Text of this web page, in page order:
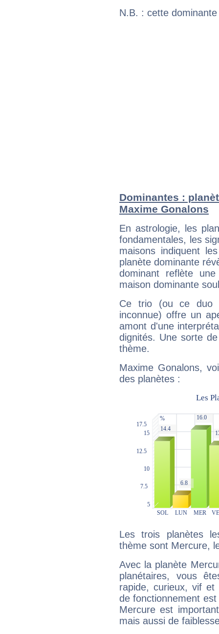
N.B. : cette
Dominantes :
Maxime Gonalons
En astrologie, les
fondamentales, les
maisons indiquent
planète dominante
dominant reflète
maison dominante
Ce trio (ou ce duo
inconnue) offre un
amont d'une
dignités. Une sorte
thème.
Maxime Gonalons,
des planètes :
Les trois planètes
thème sont Mercure,
Avec la planète
planétaires, vous
rapide, curieux, vif et
de fonctionnement
Mercure est
mais aussi de